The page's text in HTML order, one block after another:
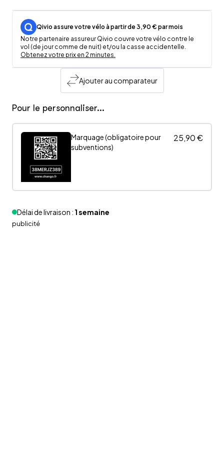
Qivio assure votre vélo à partir de 3,90 € par mois
Notre partenaire assureur Qivio couvre votre vélo contre le
vol (de jour comme de nuit) et/ou la casse accidentelle.
Obtenez votre prix en 2 minutes.
Ajouter au comparateur
Pour le personnaliser...
Marquage (obligatoire pour
subventions)
25,90 €
Délai de livraison : 1 semaine
publicité